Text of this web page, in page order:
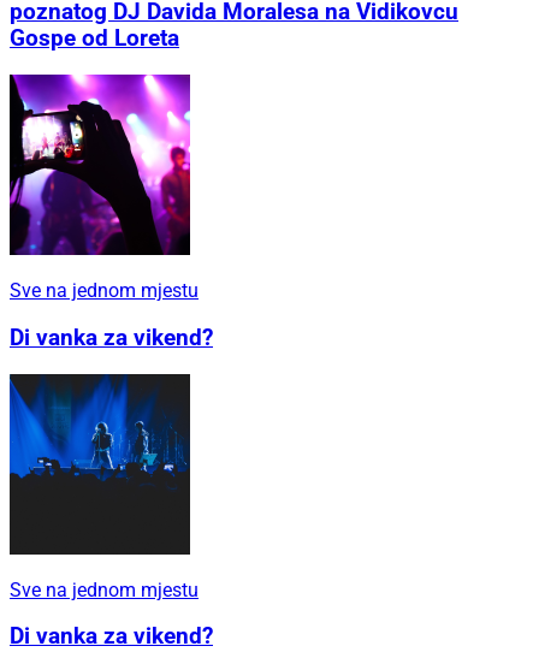
poznatog DJ Davida Moralesa na Vidikovcu
Gospe od Loreta
Sve na jednom mjestu
Di vanka za vikend?
Sve na jednom mjestu
Di vanka za vikend?